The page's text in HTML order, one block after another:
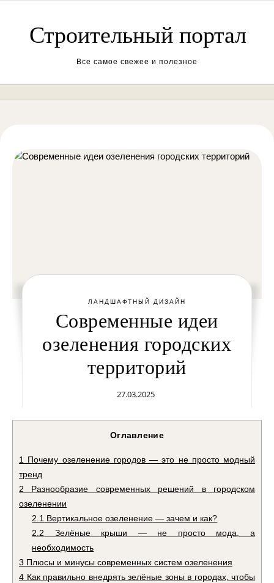
Строительный портал
Все самое свежее и полезное
ЛАНДШАФТНЫЙ ДИЗАЙН
Современные идеи
озеленения городских
территорий
27.03.2025
Оглавление
1 Почему озеленение городов — это не просто модный
тренд
2 Разнообразие современных решений в городском
озеленении
2.1 Вертикальное озеленение — зачем и как?
2.2 Зелёные крыши — не просто мода, а
необходимость
3 Плюсы и минусы современных систем озеленения
4 Как правильно внедрять зелёные зоны в городах, чтобы